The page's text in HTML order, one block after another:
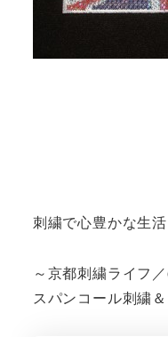
刺繍で心豊かな生活
～京都刺繍ライフ
スパンコール刺繍